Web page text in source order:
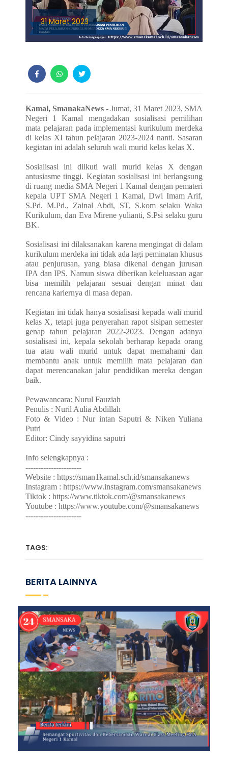
31 Maret 2023
Kamal, SmanakaNews - Jumat, 31 Maret 2023, SMA
Negeri 1 Kamal mengadakan sosialisasi pemilihan
mata pelajaran pada implementasi kurikulum merdeka
di kelas XI tahun pelajaran 2023-2024 nanti. Sasaran
kegiatan ini adalah seluruh wali murid kelas kelas X.
Sosialisasi ini diikuti wali murid kelas X dengan
antusiasme tinggi. Kegiatan sosialisasi ini berlangsung
di ruang media SMA Negeri 1 Kamal dengan pemateri
kepala UPT SMA Negeri 1 Kamal, Dwi Imam Arif,
S.Pd. M.Pd., Zainal Abdi, ST, S.kom selaku Waka
Kurikulum, dan Eva Mirene yulianti, S.Psi selaku guru
BK.
Sosialisasi ini dilaksanakan karena mengingat di dalam
kurikulum merdeka ini tidak ada lagi peminatan khusus
atau penjurusan, yang biasa dikenal dengan jurusan
IPA dan IPS. Namun siswa diberikan keleluasaan agar
bisa memilih pelajaran sesuai dengan minat dan
rencana kariernya di masa depan.
Kegiatan ini tidak hanya sosialisasi kepada wali murid
kelas X, tetapi juga penyerahan rapot sisipan semester
genap tahun pelajaran 2022-2023. Dengan adanya
sosialisasi ini, kepala sekolah berharap kepada orang
tua atau wali murid untuk dapat memahami dan
membantu anak untuk memilih mata pelajaran dan
dapat merencanakan jalur pendidikan mereka dengan
baik.
Pewawancara: Nurul Fauziah
Penulis : Nuril Aulia Abdillah
Foto & Video : Nur intan Saputri & Niken Yuliana
Putri
Editor: Cindy sayyidina saputri
Info selengkapnya :
----------------------
Website : https://sman1kamal.sch.id/smansakanews
Instagram : https://www.instagram.com/smansakanews
Tiktok : https://www.tiktok.com/@smansakanews
Youtube : https://www.youtube.com/@smansakanews
----------------------
TAGS:
BERITA LAINNYA